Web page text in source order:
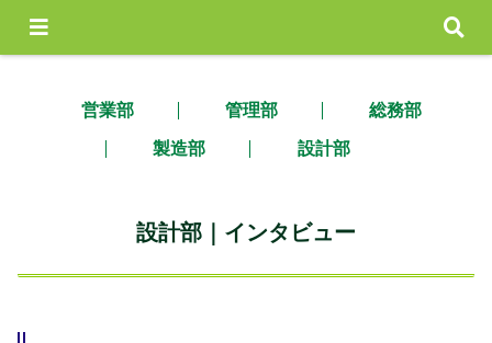
営業部 管理部 総務部
製造部 設計部
設計部｜インタビュー